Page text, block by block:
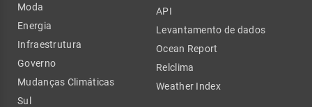
Moda
Energia
Infraestrutura
Governo
Mudanças Climáticas
Sul
API
Levantamento de dados
Ocean Report
Relclima
Weather Index